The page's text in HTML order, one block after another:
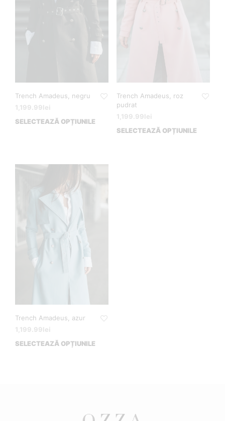
Trench Amadeus, negru
1,199.99lei
SELECTEAZĂ OPȚIUNILE
Trench Amadeus, roz
pudrat
1,199.99lei
SELECTEAZĂ OPȚIUNILE
Trench Amadeus, azur
1,199.99lei
SELECTEAZĂ OPȚIUNILE